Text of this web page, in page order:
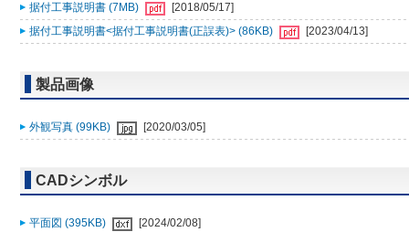
据付工事説明書 (7MB)
[2018/05/17]
据付工事説明書<据付工事説明書(正誤表)> (86KB)
[2023/04/13]
製品画像
外観写真 (99KB) [2020/03/05]
CADシンボル
平面図 (395KB)
[2024/02/08]